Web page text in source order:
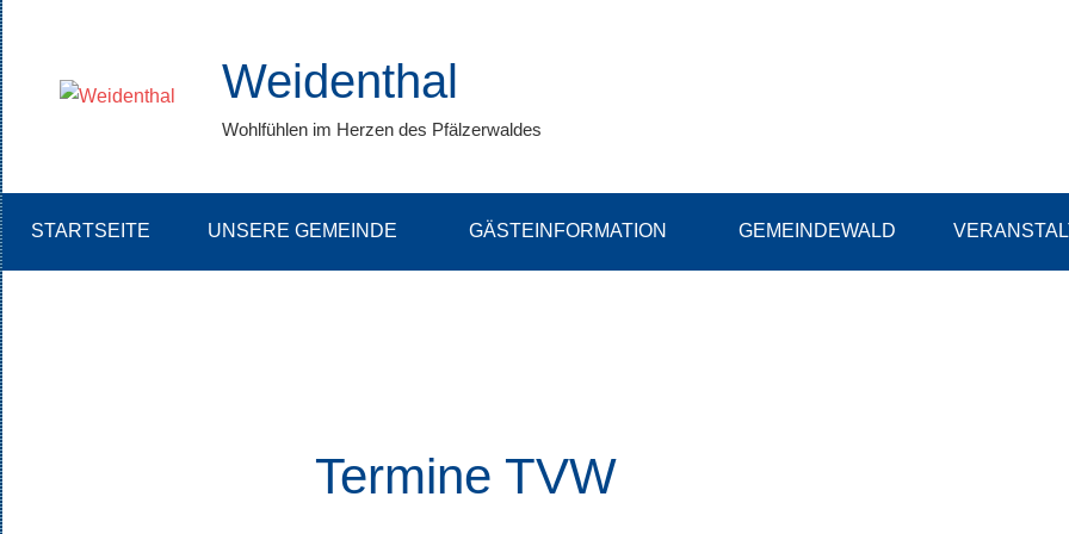
Zum
Inhalt
springen
Weidenthal
Wohlfühlen im Herzen des Pfälzerwaldes
STARTSEITE UNSERE GEMEINDE GÄSTEINFORMATION GEMEINDEWALD
Termine TVW